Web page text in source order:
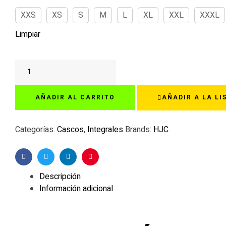
XXS XS S M L XL XXL
XXXL
Limpiar
HJC
RPHA
HAPEL
NEGRO/DORADO
cantidad
AÑADIR AL CARRITO AÑADIR A LA
Categorías: Cascos, Integrales Brands: HJC
FacebookTwitterLinkedinPinterest
Descripción
Información adicional